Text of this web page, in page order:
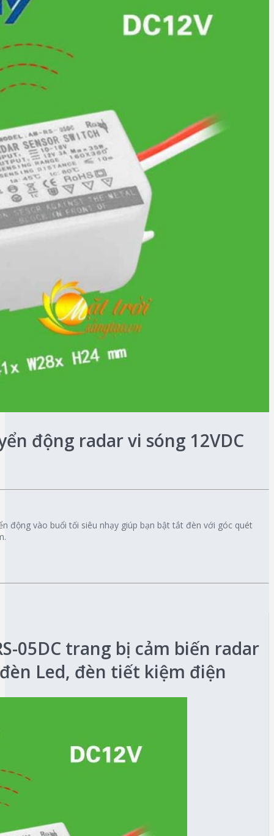
động radar vi sóng 12VDC
động vào buổi tối siêu nhạy giúp bạn bật tắt đèn với góc quét
05DC trang bị cảm biến radar
Led, đèn tiết kiệm điện